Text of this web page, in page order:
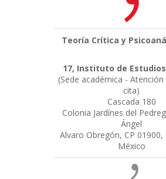
Teoría Crítica y
17, Instituto de
(Sede académica -
cita)
Cascada 180
Colonia Jardínes del
Ángel
Alvaro Obregón, CP 01900,
México